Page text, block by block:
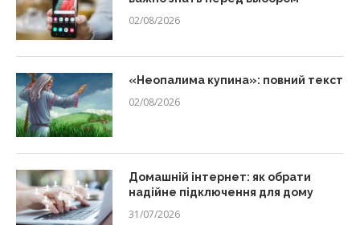
02/08/2026
«Неопалима купина»: повний текст
02/08/2026
Домашній інтернет: як обрати
надійне підключення для дому
31/07/2026